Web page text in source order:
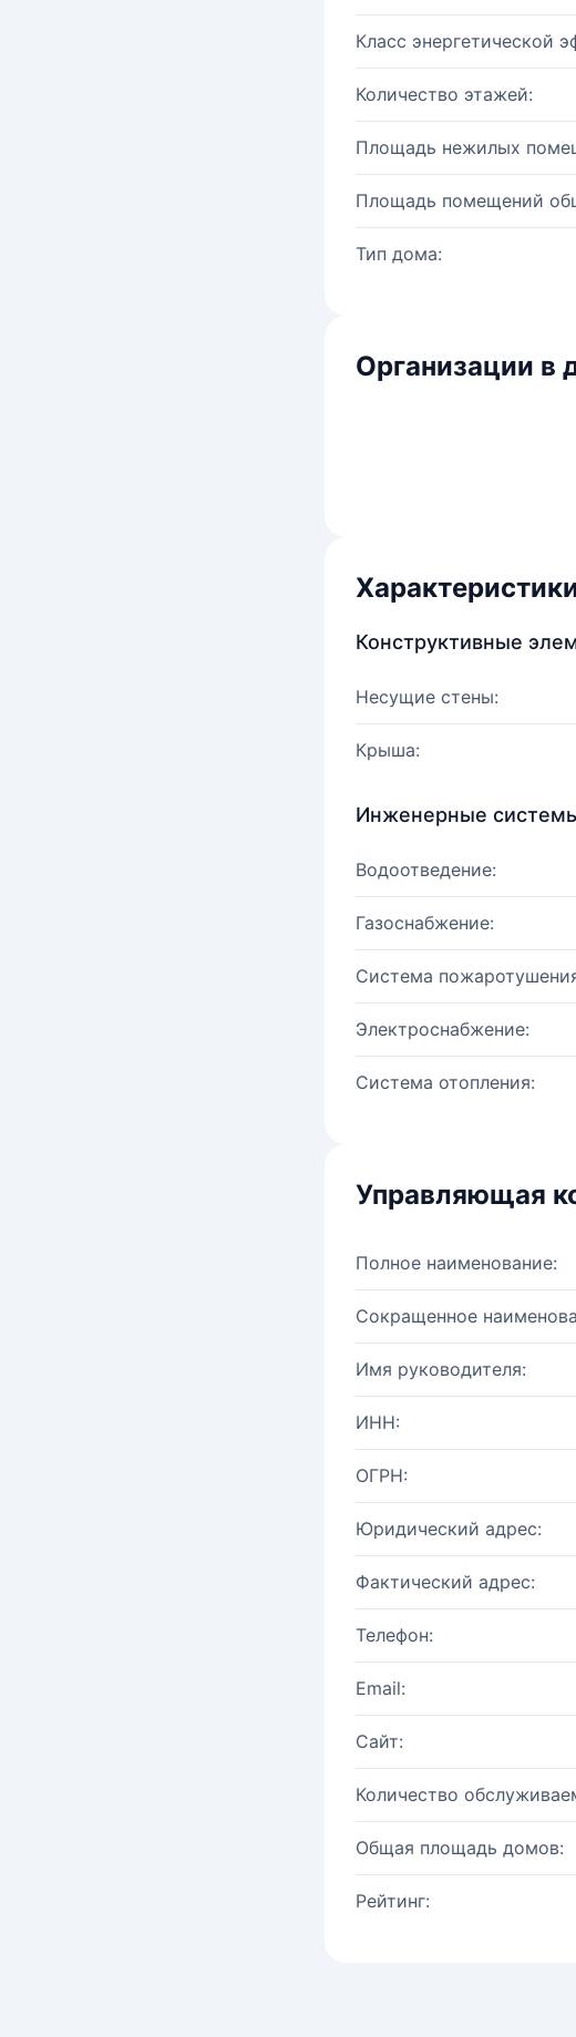
Класс энергетической
Количество этажей:
Площадь нежилых
Площадь помещений
Тип дома:
Организации в
Конструктивные
Несущие стены:
Крыша:
Инженерные
Водоотведение:
Газоснабжение:
Система
Электроснабжение:
Система отопления:
Управляющая
Полное наименование:
Сокращенное
Имя руководителя:
ИНН:
ОГРН:
Юридический адрес:
Фактический адрес:
Телефон:
Email:
Сайт:
Количество
Общая площадь домов:
Рейтинг: